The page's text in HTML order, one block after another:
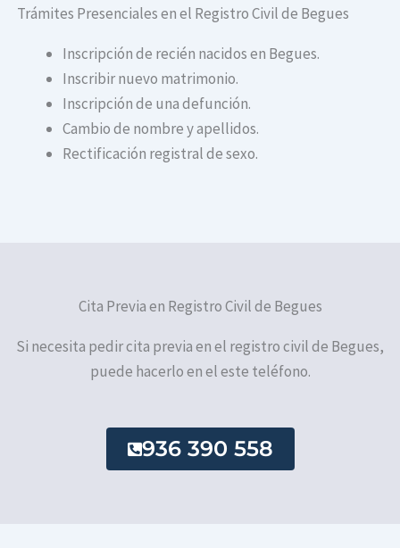
Trámites Presenciales en el Registro Civil de Begues
Inscripción de recién nacidos en Begues.
Inscribir nuevo matrimonio.
Inscripción de una defunción.
Cambio de nombre y apellidos.
Rectificación registral de sexo.
Cita Previa en Registro Civil de Begues
Si necesita pedir cita previa en el registro civil de Begues,
puede hacerlo en el este teléfono.
936 390 558